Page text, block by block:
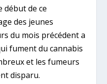
début de ce
des jeunes
du mois précédent a
fument du cannabis
et les fumeurs
disparu.